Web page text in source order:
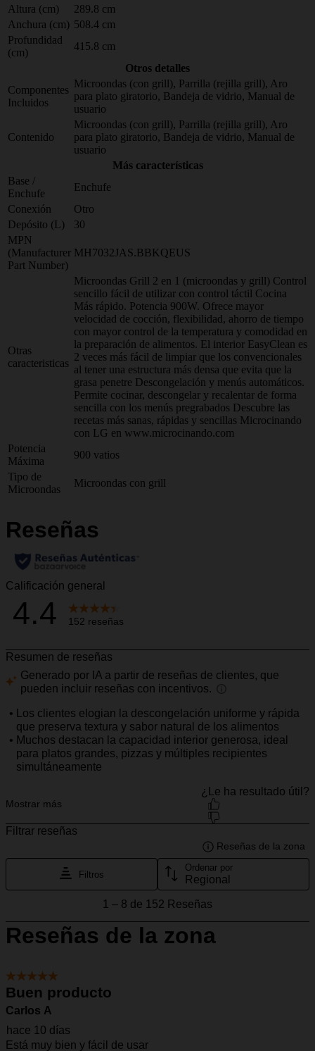
Altura (cm)
289.8 cm
Anchura (cm) 508.4 cm
Profundidad
(cm)
415.8 cm
Otros detalles
Componentes
Incluidos
Microondas (con grill), Parrilla (rejilla grill), Aro
para plato giratorio, Bandeja de vidrio, Manual de
usuario
Contenido
Microondas (con grill), Parrilla (rejilla grill), Aro
para plato giratorio, Bandeja de vidrio, Manual de
usuario
Más características
Base /
Enchufe
Enchufe
Conexión
Otro
Depósito (L)
30
MPN
(Manufacturer
Part Number)
MH7032JAS.BBKQEUS
Otras
caracteristicas
Microondas Grill 2 en 1 (microondas y grill) Control
sencillo fácil de utilizar con control táctil Cocina
Más rápido. Potencia 900W. Ofrece mayor
velocidad de cocción, flexibilidad, ahorro de tiempo
con mayor control de la temperatura y comodidad en
la preparación de alimentos. El interior EasyClean es
2 veces más fácil de limpiar que los convencionales
al tener una estructura más densa que evita que la
grasa penetre Descongelación y menús automáticos.
Permite cocinar, descongelar y recalentar de forma
sencilla con los menús pregrabados Descubre las
recetas más sanas, rápidas y sencillas Microcinando
con LG en www.microcinando.com
Potencia
Máxima
900 vatios
Tipo de
Microondas
Microondas con grill